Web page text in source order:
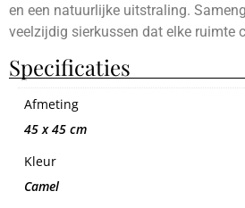
en een natuurlijke uitstraling.
veelzijdig sierkussen dat elke ruimte
Specificaties
Afmeting
45 x 45 cm
Kleur
Camel